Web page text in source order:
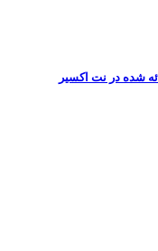
شده در نت اکسیر